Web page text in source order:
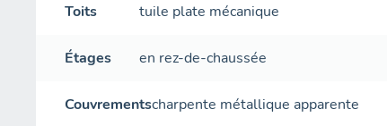
Toits tuile plate mécanique
Étages en rez-de-chaussée
Couvrementscharpente métallique apparente